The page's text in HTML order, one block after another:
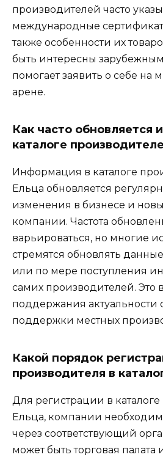
производителей часто
международные
также особенности их
быть интересны
помогает заявить о себе на
арене.
Как часто обновляется
каталоге
Информация в каталоге
Ельца обновляется
изменения в бизнесе и
компании. Частота
варьироваться, но многие
стремятся обновлять
или по мере поступления
самих производителей. Это
поддержания актуальности
поддержки местных
Какой порядок
производителя в
Для регистрации в
Ельца, компании
через соответствующий
может быть торговая